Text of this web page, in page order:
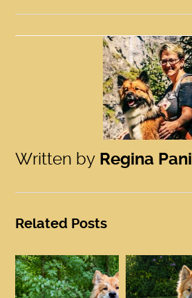
Written by Regina Pani
Related Posts